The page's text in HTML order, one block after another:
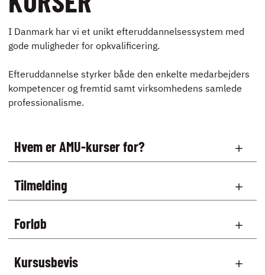
I Danmark har vi et unikt efteruddannelsessystem med
gode muligheder for opkvalificering.
Efteruddannelse styrker både den enkelte medarbejders
kompetencer og fremtid samt virksomhedens samlede
professionalisme.
Hvem er AMU-kurser for?
Tilmelding
Forløb
Kursusbevis